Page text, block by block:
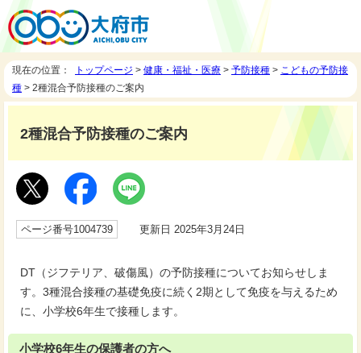
現在の位置： トップページ > 健康・福祉・医療 > 予防接種 > こどもの予防接
種 > 2種混合予防接種のご案内
2種混合予防接種のご案内
ページ番号1004739 更新日 2025年3月24日
DT（ジフテリア、破傷風）の予防接種についてお知らせしま
す。3種混合接種の基礎免疫に続く2期として免疫を与えるため
に、小学校6年生で接種します。
小学校6年生の保護者の方へ